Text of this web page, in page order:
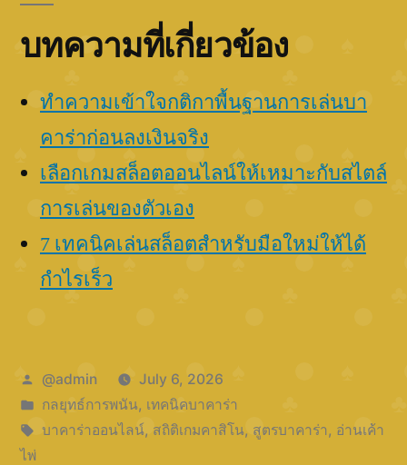
บทความที่เกี่ยวข้อง
ทำความเข้าใจกติกาพื้นฐานการเล่นบา
คาร่าก่อนลงเงินจริง
เลือกเกมสล็อตออนไลน์ให้เหมาะกับสไตล์
การเล่นของตัวเอง
7 เทคนิคเล่นสล็อตสำหรับมือใหม่ให้ได้
กำไรเร็ว
Posted
by
@admin
July 6, 2026
Posted
in
กลยุทธ์การพนัน, เทคนิคบาคาร่า
Tags:
บาคาร่าออนไลน์, สถิติเกมคาสิโน, สูตรบาคาร่า, อ่านเค้า
ไพ่